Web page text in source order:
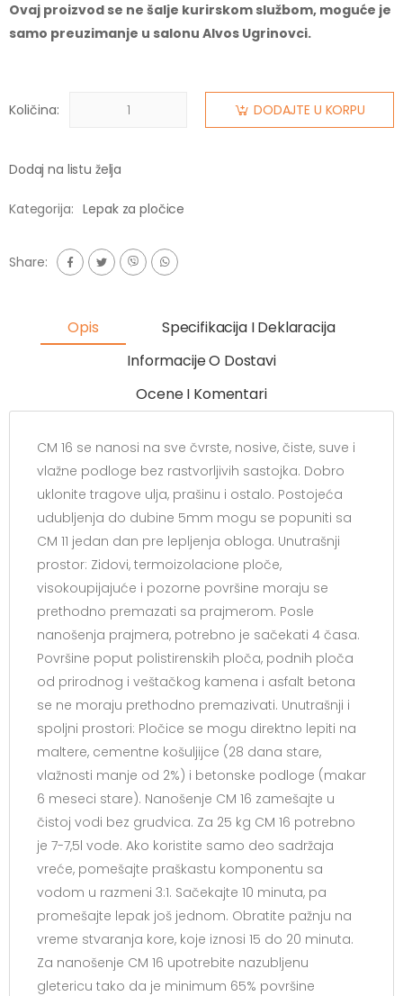
Ovaj proizvod se ne šalje kurirskom službom, moguće je
samo preuzimanje u salonu Alvos Ugrinovci.
Količina: DODAJTE U KORPU
Dodaj na listu želja
Kategorija: Lepak za pločice
Share:
Opis
Specifikacija I Deklaracija
Informacije O Dostavi
Ocene I Komentari
CM 16 se nanosi na sve čvrste, nosive, čiste, suve i
vlažne podloge bez rastvorljivih sastojka. Dobro
uklonite tragove ulja, prašinu i ostalo. Postojeća
udubljenja do dubine 5mm mogu se popuniti sa
CM 11 jedan dan pre lepljenja obloga. Unutrašnji
prostor: Zidovi, termoizolacione ploče,
visokoupijajuće i pozorne površine moraju se
prethodno premazati sa prajmerom. Posle
nanošenja prajmera, potrebno je sačekati 4 časa.
Površine poput polistirenskih ploča, podnih ploča
od prirodnog i veštačkog kamena i asfalt betona
se ne moraju prethodno premazivati. Unutrašnji i
spoljni prostori: Pločice se mogu direktno lepiti na
maltere, cementne košuljijce (28 dana stare,
vlažnosti manje od 2%) i betonske podloge (makar
6 meseci stare). Nanošenje CM 16 zamešajte u
čistoj vodi bez grudvica. Za 25 kg CM 16 potrebno
je 7-7,5l vode. Ako koristite samo deo sadržaja
vreće, pomešajte praškastu komponentu sa
vodom u razmeni 3:1. Sačekajte 10 minuta, pa
promešajte lepak još jednom. Obratite pažnju na
vreme stvaranja kore, koje iznosi 15 do 20 minuta.
Za nanošenje CM 16 upotrebite nazubljenu
gletericu tako da je minimum 65% površine